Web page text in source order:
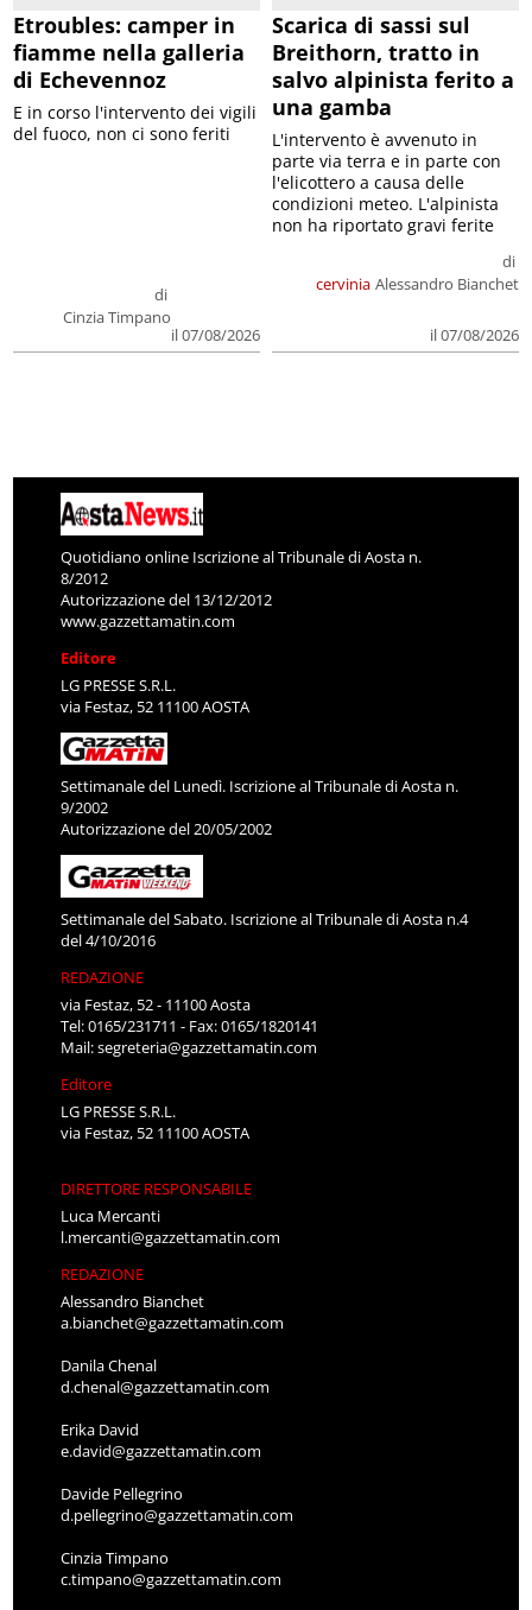
Etroubles: camper in
fiamme nella galleria
di Echevennoz
di
Cinzia Timpano
il 07/08/2026
E in corso l'intervento dei vigili
del fuoco, non ci sono feriti
Scarica di sassi sul
Breithorn, tratto in
salvo alpinista ferito a
una gamba
cervinia
di
Alessandro Bianchet
il 07/08/2026
L'intervento è avvenuto in
parte via terra e in parte con
l'elicottero a causa delle
condizioni meteo. L'alpinista
non ha riportato gravi ferite
Quotidiano online Iscrizione al Tribunale di Aosta n.
8/2012
Autorizzazione del 13/12/2012
www.gazzettamatin.com
Editore
LG PRESSE S.R.L.
via Festaz, 52 11100 AOSTA
Settimanale del Lunedì. Iscrizione al Tribunale di Aosta n.
9/2002
Autorizzazione del 20/05/2002
Settimanale del Sabato. Iscrizione al Tribunale di Aosta n.4
del 4/10/2016
REDAZIONE
via Festaz, 52 - 11100 Aosta
Tel: 0165/231711 - Fax: 0165/1820141
Mail:segreteria@gazzettamatin.com
Editore
LG PRESSE S.R.L.
via Festaz, 52 11100 AOSTA
DIRETTORE RESPONSABILE
Luca Mercanti
l.mercanti@gazzettamatin.com
REDAZIONE
Alessandro Bianchet
a.bianchet@gazzettamatin.com
Danila Chenal
d.chenal@gazzettamatin.com
Erika David
e.david@gazzettamatin.com
Davide Pellegrino
d.pellegrino@gazzettamatin.com
Cinzia Timpano
c.timpano@gazzettamatin.com